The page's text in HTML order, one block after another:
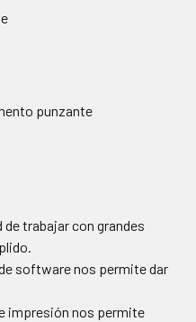
punzante
trabajar con grandes
software nos permite dar
impresión nos permite